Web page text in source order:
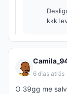
kkk
6 dias atrás
O 39gg me